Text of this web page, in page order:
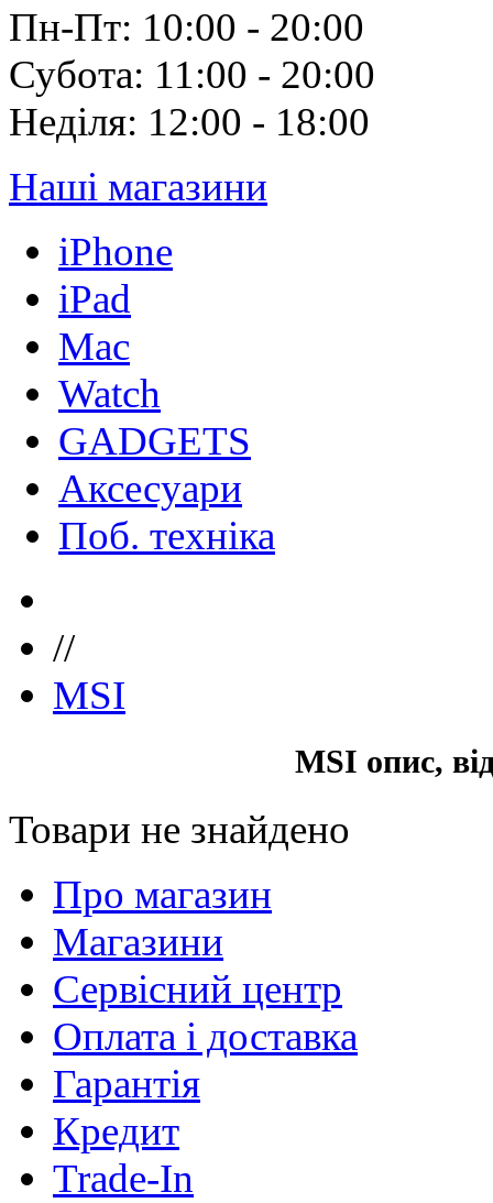
Пн-Пт: 10:00 - 20:00
Субота: 11:00 - 20:00
Неділя: 12:00 - 18:00
Наші магазини
iPhone
iPad
Mac
Watch
GADGETS
Аксесуари
Поб. техніка
//
MSI
MSI опис,
Товари не знайдено
Про магазин
Магазини
Сервісний центр
Оплата і доставка
Гарантія
Кредит
Trade-In